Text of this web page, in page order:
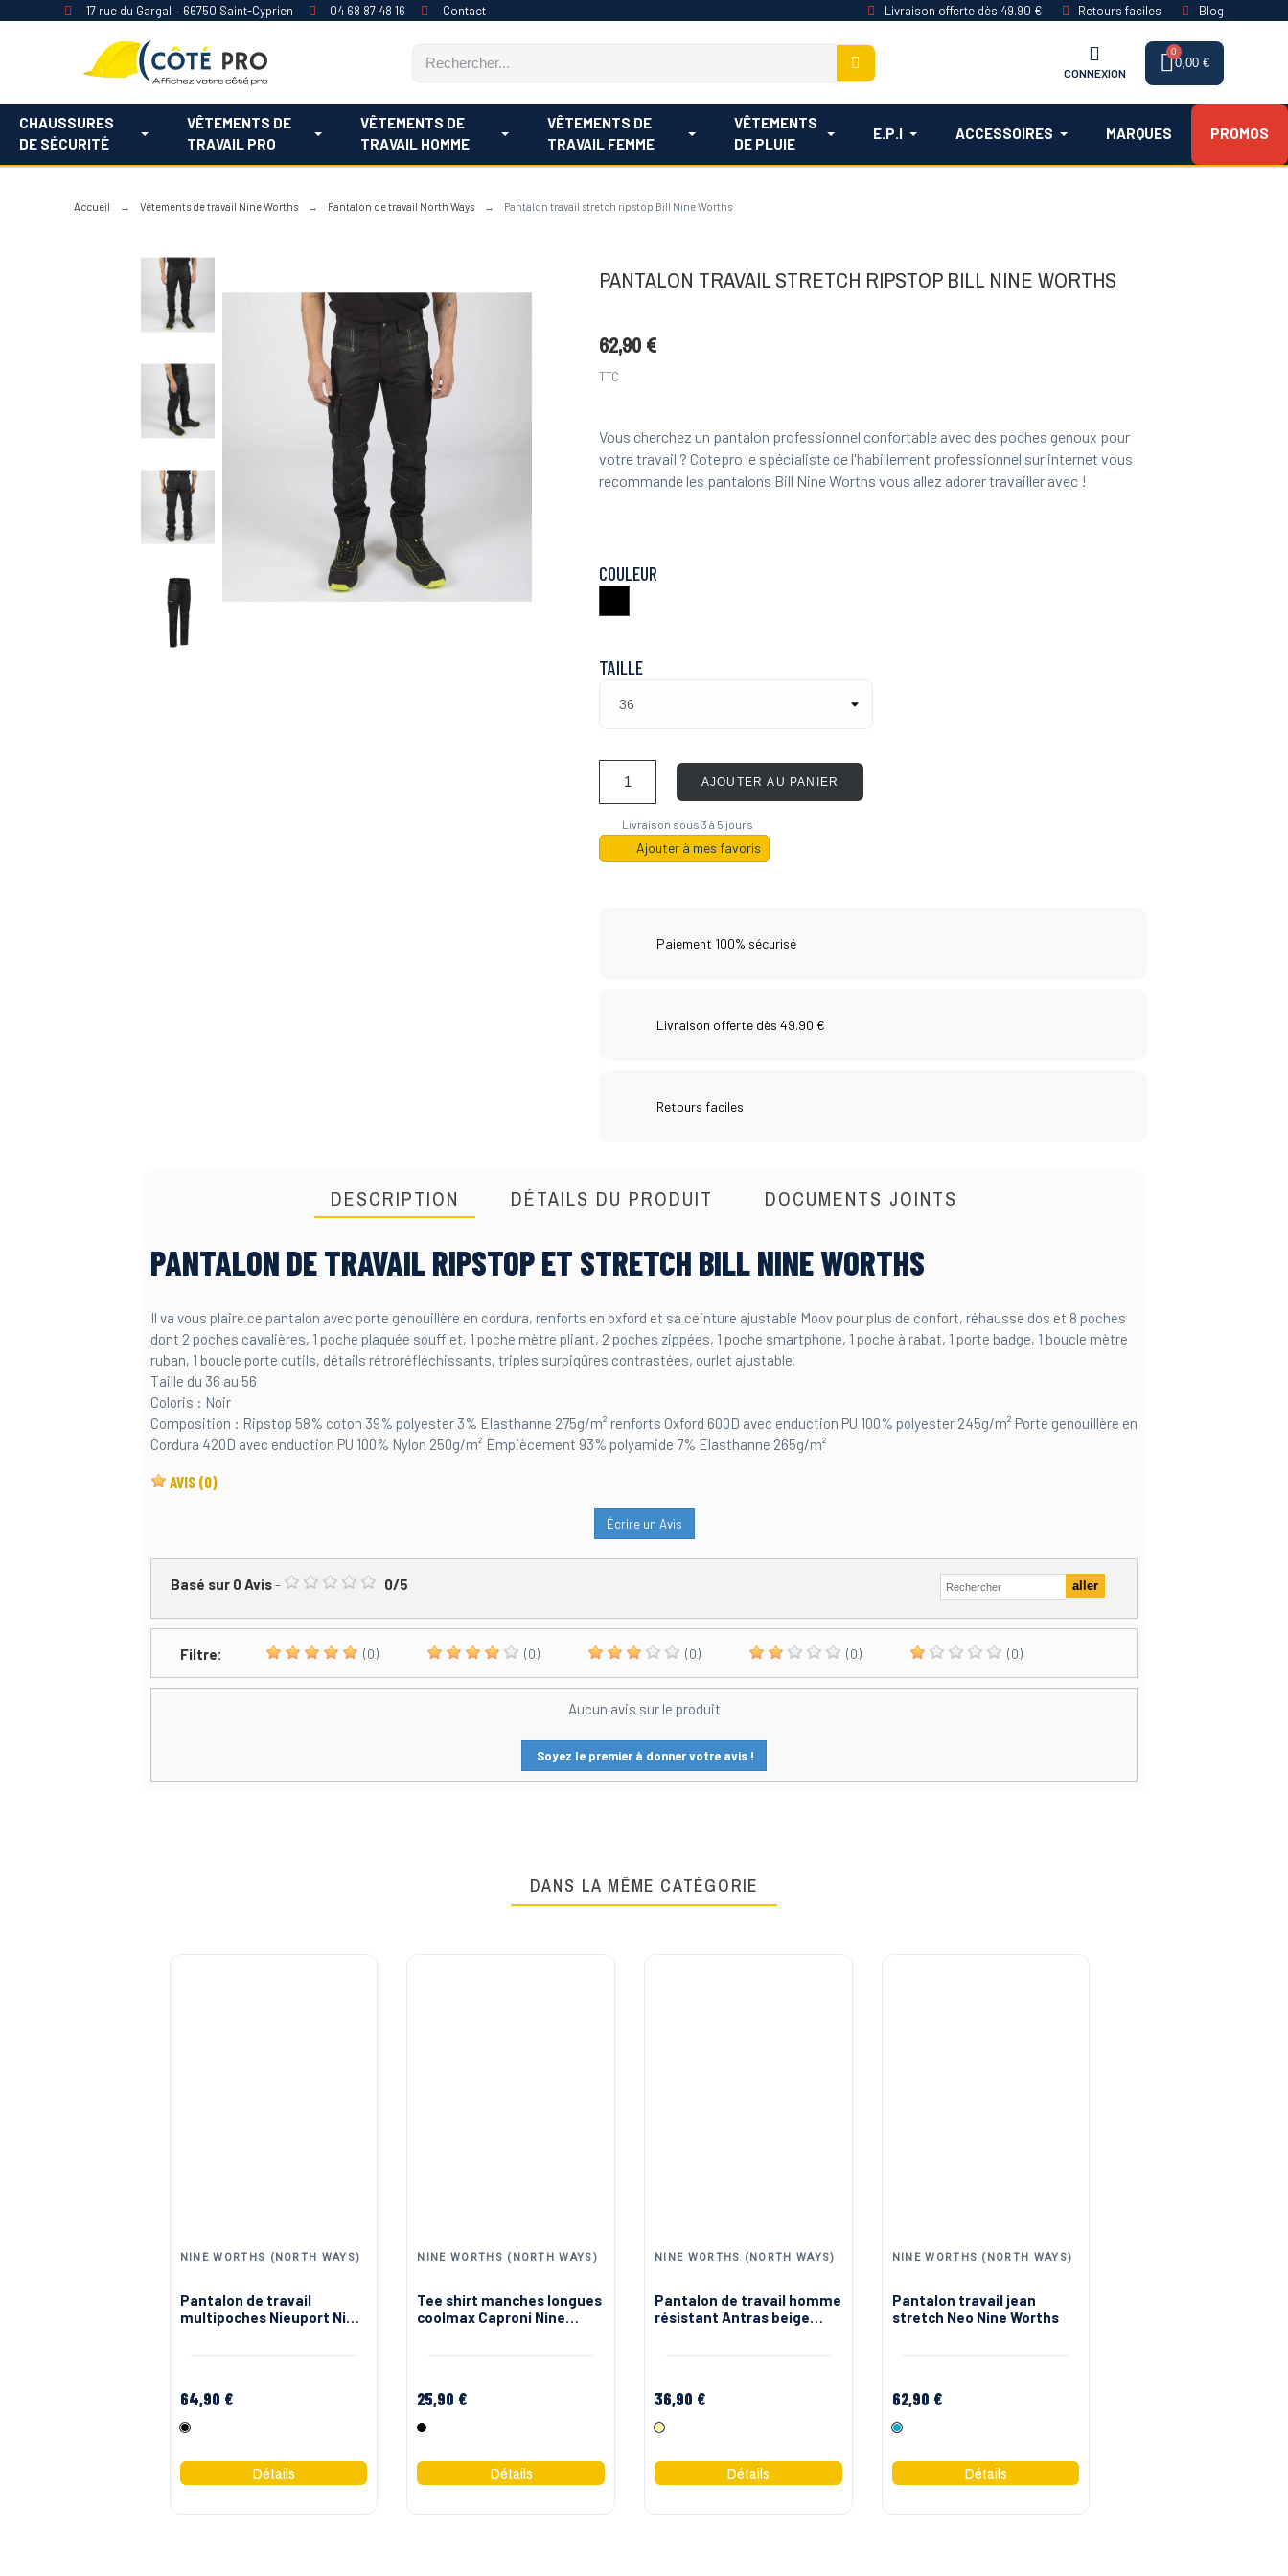
17 rue du Gargal – 66750 Saint-Cyprien 04 68 87 48 16 Contact Livraison offerte dès 49.90 € Retours faciles Blog
CONNEXION
0,00 €
CHAUSSURES
DE SÉCURITÉ
VÊTEMENTS DE
TRAVAIL PRO
VÊTEMENTS DE
TRAVAIL HOMME
VÊTEMENTS DE
TRAVAIL FEMME
VÊTEMENTS
DE PLUIE
E.P.I ACCESSOIRES MARQUES PROMOS
Accueil Vêtements de travail Nine Worths Pantalon de travail North Ways Pantalon travail stretch ripstop Bill Nine Worths
PANTALON TRAVAIL STRETCH RIPSTOP BILL NINE WORTHS
62,90 €
TTC
Vous cherchez un pantalon professionnel confortable avec des poches genoux pour
votre travail ? Cotepro le spécialiste de l'habillement professionnel sur internet vous
recommande les pantalons Bill Nine Worths vous allez adorer travailler avec !
COULEUR
TAILLE
AJOUTER AU PANIER
Livraison sous 3 à 5 jours
Ajouter à mes favoris
Paiement 100% sécurisé
Livraison offerte dès 49.90 €
Retours faciles
DESCRIPTION DÉTAILS DU PRODUIT DOCUMENTS JOINTS
PANTALON DE TRAVAIL RIPSTOP ET STRETCH BILL NINE WORTHS
Il va vous plaire ce pantalon avec porte genouillère en cordura, renforts en oxford et sa ceinture ajustable Moov pour plus de confort, réhausse dos et 8 poches
dont 2 poches cavalières, 1 poche plaquée soufflet, 1 poche mètre pliant, 2 poches zippées, 1 poche smartphone, 1 poche à rabat, 1 porte badge, 1 boucle mètre
ruban, 1 boucle porte outils, détails rétroréfléchissants, triples surpiqûres contrastées, ourlet ajustable.
Taille du 36 au 56
Coloris : Noir
Composition : Ripstop 58% coton 39% polyester 3% Elasthanne 275g/m² renforts Oxford 600D avec enduction PU 100% polyester 245g/m² Porte genouillère en
Cordura 420D avec enduction PU 100% Nylon 250g/m² Empiècement 93% polyamide 7% Elasthanne 265g/m²
AVIS (0)
Écrire un Avis
Basé sur 0Avis- 0/5
Filtre: (0) (0) (0) (0) (0)
Aucun avis sur le produit
Soyez le premier à donner votre avis !
DANS LA MÊME CATÉGORIE
NINE WORTHS (NORTH WAYS)
Pantalon de travail
multipoches Nieuport Nine
64,90 €
Noir
NINE WORTHS (NORTH WAYS)
Tee shirt manches longues
coolmax Caproni Nine
25,90 €
Noir
NINE WORTHS (NORTH WAYS)
Pantalon de travail homme
résistant Antras beige
36,90 €
Beige
NINE WORTHS (NORTH WAYS)
Pantalon travail jean
stretch Neo Nine Worths
62,90 €
Denim